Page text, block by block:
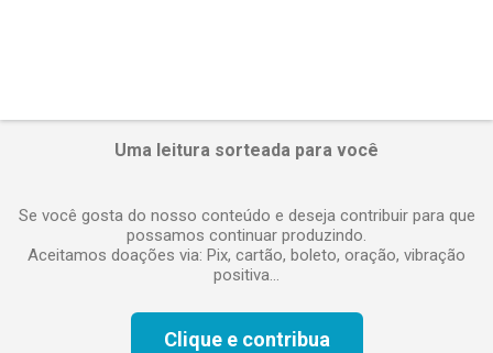
Uma leitura sorteada para você
Se você gosta do nosso conteúdo e deseja contribuir para que
possamos continuar produzindo.
Aceitamos doações via: Pix, cartão, boleto, oração, vibração
positiva...
Clique e contribua